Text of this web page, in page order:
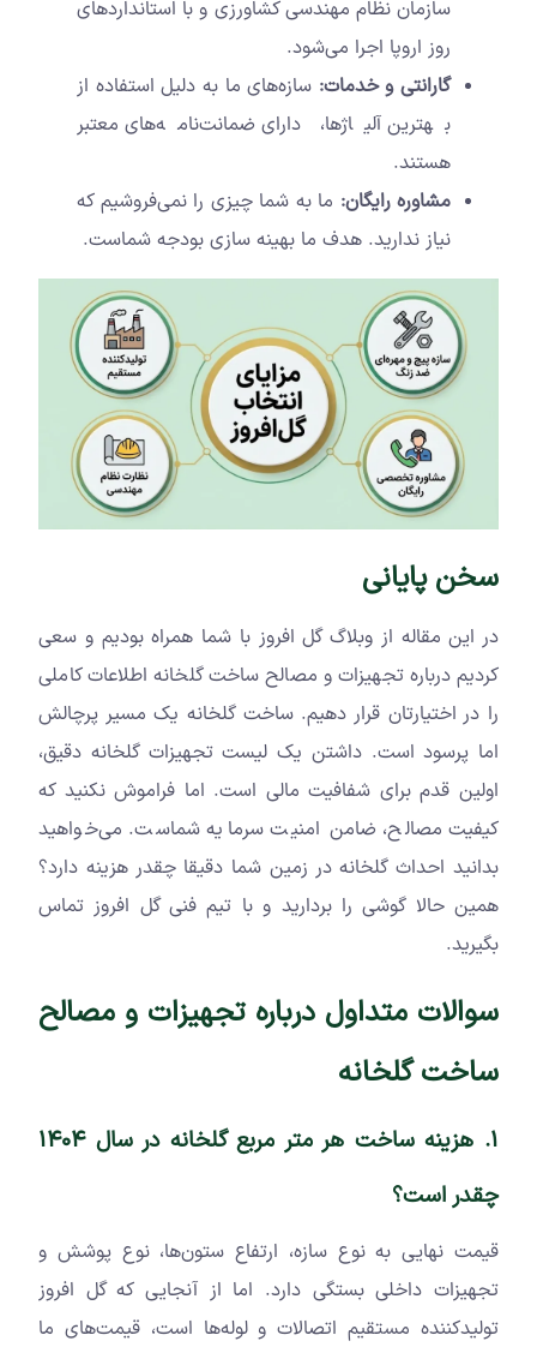
سازمان نظام مهندسی کشاورزی و با استانداردهای
روز اروپا اجرا می‌شود.
گارانتی و خدمات: سازه‌های ما به دلیل استفاده از
بهترین آلیاژها، دارای ضمانت‌نامه‌های معتبر
هستند.
مشاوره رایگان: ما به شما چیزی را نمی‌فروشیم که
نیاز ندارید. هدف ما بهینه سازی بودجه شماست.
سخن پایانی
در این مقاله از وبلاگ گل افروز با شما همراه بودیم و سعی
کردیم درباره تجهیزات و مصالح ساخت گلخانه اطلاعات کاملی
را در اختیارتان قرار دهیم. ساخت گلخانه یک مسیر پرچالش
اما پرسود است. داشتن یک لیست تجهیزات گلخانه دقیق،
اولین قدم برای شفافیت مالی است. اما فراموش نکنید که
کیفیت مصالح، ضامن امنیت سرمایه شماست. می‌خواهید
بدانید احداث گلخانه در زمین شما دقیقا چقدر هزینه دارد؟
همین حالا گوشی را بردارید و با تیم فنی گل افروز تماس
بگیرید.
سوالات متداول درباره تجهیزات و مصالح
ساخت گلخانه
1. هزینه ساخت هر متر مربع گلخانه در سال ۱۴۰۴
چقدر است؟
قیمت نهایی به نوع سازه، ارتفاع ستون‌ها، نوع پوشش و
تجهیزات داخلی بستگی دارد. اما از آنجایی که گل افروز
تولیدکننده مستقیم اتصالات و لوله‌ها است، قیمت‌های ما